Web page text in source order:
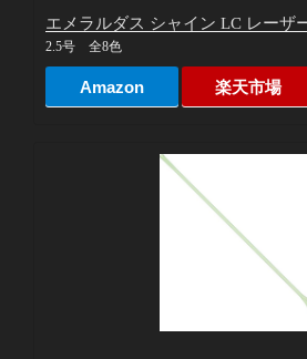
エメラルダス シャイン LC レーザ
2.5号 全8色
Amazon 楽天市場